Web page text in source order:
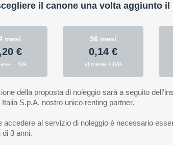
il canone una volta aggiunto il
mesi
€
+ IVA
36 mesi
0,14 €
al mese + IVA
della proposta di noleggio sarà a seguito
S.p.A. nostro unico renting partner.
accedere al servizio di noleggio è necessario
di 3 anni.